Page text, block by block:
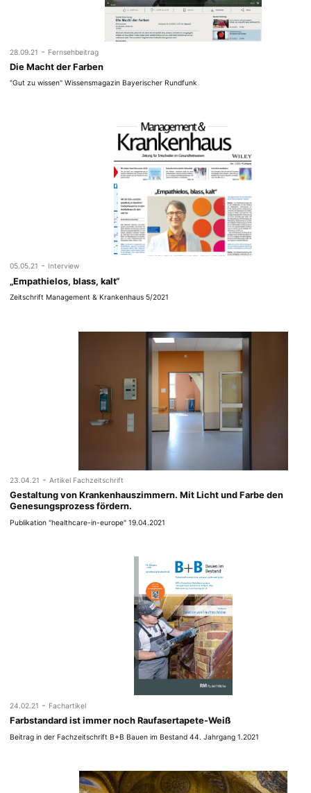
28.09.21 - Fernsehbeitrag
Die Macht der Farben
"Gut zu wissen" Wissensmagazin Bayerischer Rundfunk
05.05.21 - Interview
„Empathielos, blass, kalt“
Zeitschrift Management & Krankenhaus 5/2021
23.04.21 - Artikel Fachzeitschrift
Gestaltung von Krankenhauszimmern. Mit Licht und Farbe den
Genesungsprozess fördern.
Publikation "healthcare-in-europe" 19.04.2021
24.02.21 - Fachartikel
Farbstandard ist immer noch Raufasertapete-Weiß
Beitrag in der Fachzeitschrift B+B Bauen im Bestand 44. Jahrgang 1.2021